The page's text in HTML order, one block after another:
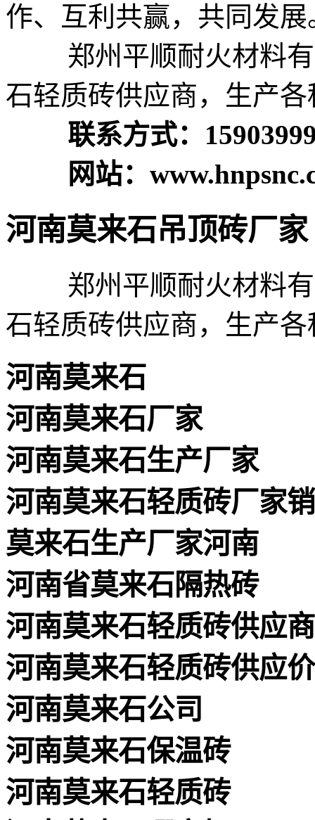
作、互利共赢，共同发展
郑州平顺耐火材料有
石轻质砖供应商，生产
联系方式：
网站：
河南莫来石吊顶砖厂家
郑州平顺耐火材料有
石轻质砖供应商，生产
河南莫来石
河南莫来石厂家
河南莫来石生产厂家
河南莫来石轻质砖厂家
莫来石生产厂家河南
河南省莫来石隔热砖
河南莫来石轻质砖供应商
河南莫来石轻质砖供应
河南莫来石公司
河南莫来石保温砖
河南莫来石轻质砖